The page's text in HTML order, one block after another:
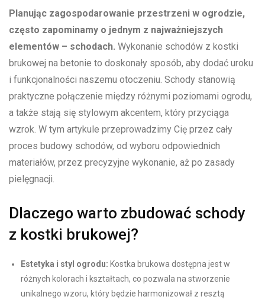
Planując zagospodarowanie przestrzeni w ogrodzie,
często zapominamy o jednym z najważniejszych
elementów – schodach. Wykonanie schodów z kostki
brukowej na betonie to doskonały sposób, aby dodać uroku
i funkcjonalności naszemu otoczeniu. Schody stanowią
praktyczne połączenie między różnymi poziomami ogrodu,
a także stają się stylowym akcentem, który przyciąga
wzrok. W tym artykule przeprowadzimy Cię przez cały
proces budowy schodów, od wyboru odpowiednich
materiałów, przez precyzyjne wykonanie, aż po zasady
pielęgnacji.
Dlaczego warto zbudować schody
z kostki brukowej?
Estetyka i styl ogrodu: Kostka brukowa dostępna jest w
różnych kolorach i kształtach, co pozwala na stworzenie
unikalnego wzoru, który będzie harmonizował z resztą